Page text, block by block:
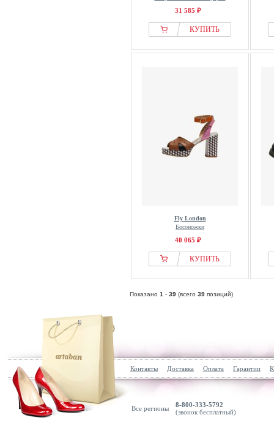
31 585 ₽
КУПИТЬ
Fly London
Босоножки
40 065 ₽
КУПИТЬ
Показано 1 - 39 (всего 39 позиций)
Контакты Доставка Оплата Гарантии
Все регионы
8-800-333-5792
(звонок бесплатный)